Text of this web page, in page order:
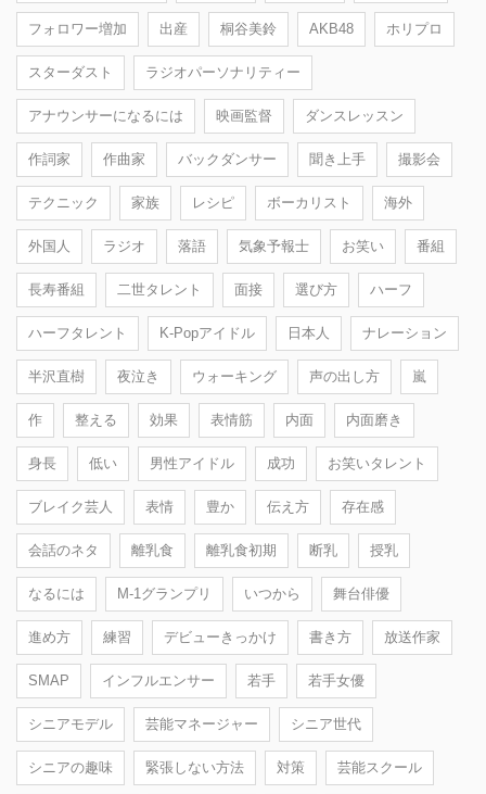
フォロワー増加 出産 桐谷美鈴 AKB48 ホリプロ
スターダスト ラジオパーソナリティー
アナウンサーになるには 映画監督 ダンスレッスン
作詞家 作曲家 バックダンサー 聞き上手 撮影会
テクニック 家族 レシピ ボーカリスト 海外
外国人 ラジオ 落語 気象予報士 お笑い 番組
長寿番組 二世タレント 面接 選び方 ハーフ
ハーフタレント K-Popアイドル 日本人 ナレーション
半沢直樹 夜泣き ウォーキング 声の出し方 嵐
作 整える 効果 表情筋 内面 内面磨き
身長 低い 男性アイドル 成功 お笑いタレント
ブレイク芸人 表情 豊か 伝え方 存在感
会話のネタ 離乳食 離乳食初期 断乳 授乳
なるには M-1グランプリ いつから 舞台俳優
進め方 練習 デビューきっかけ 書き方 放送作家
SMAP インフルエンサー 若手 若手女優
シニアモデル 芸能マネージャー シニア世代
シニアの趣味 緊張しない方法 対策 芸能スクール